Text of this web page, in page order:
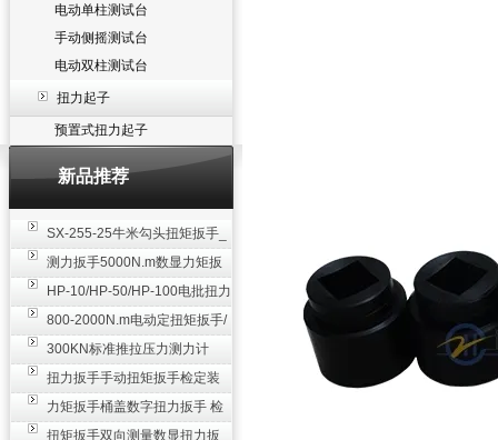
电动单柱测试台
手动侧摇测试台
电动双柱测试台
扭力起子
预置式扭力起子
新品推荐
SX-255-25牛米勾头扭矩扳手_
螺栓紧固扭力扳手
测力扳手5000N.m数显力矩扳
手 非标扭力扳手工业级
HP-10/HP-50/HP-100电批扭力
测试仪,测量仪
800-2000N.m电动定扭矩扳手/
扭矩电动扳手
300KN标准推拉压力测力计
_0.3级数显压力仪
扭力扳手手动扭矩扳手检定装
置 50-100N扳手测量仪器
力矩扳手桶盖数字扭力扳手 检
测瓶盖拧紧扭矩工具
扭矩扳手双向测量数显扭力扳